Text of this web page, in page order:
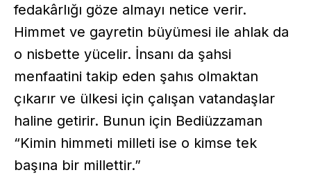
fedakârlığı göze almayı netice verir.
Himmet ve gayretin büyümesi ile ahlak da
o nisbette yücelir. İnsanı da şahsi
menfaatini takip eden şahıs olmaktan
çıkarır ve ülkesi için çalışan vatandaşlar
haline getirir. Bunun için Bediüzzaman
“Kimin himmeti milleti ise o kimse tek
başına bir millettir.”